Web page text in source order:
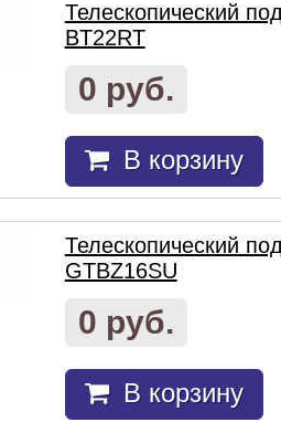
Телескопический
BT22RT
0 руб.
В корзину
Телескопический
GTBZ16SU
0 руб.
В корзину